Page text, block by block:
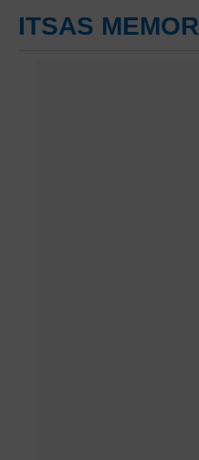
ITSAS